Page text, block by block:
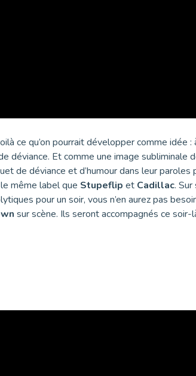
ce qu’on pourrait développer comme idée :
Et comme une image subliminale
de déviance et d’humour dans leur
même label que Stupeflip et Cadillac.
pour un soir, vous n’en aurez pas
sur scène. Ils seront accompagnés ce soir-